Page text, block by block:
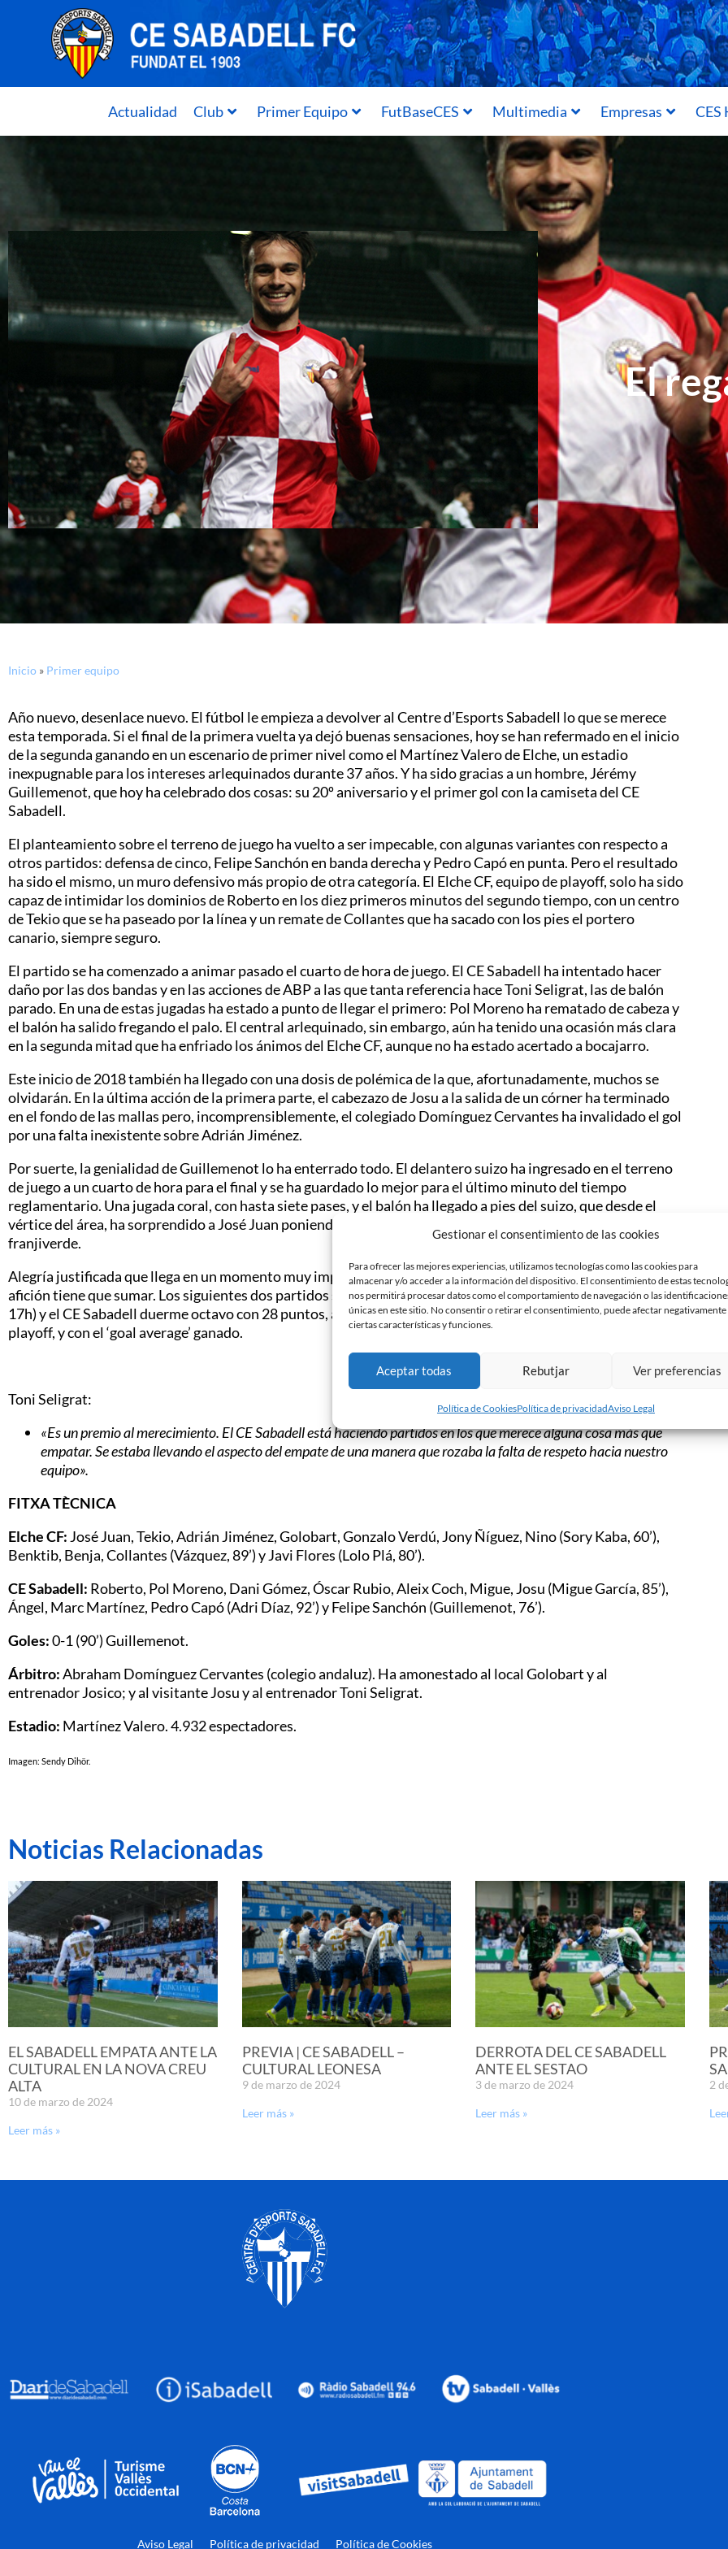
Gestionar el consentimiento de las cookies
Para ofrecer las mejores experiencias, utilizamos tecnologías como las cookies para
almacenar y/o acceder a la información del dispositivo. El consentimiento de estas
nos permitirá procesar datos como el comportamiento de navegación o las
únicas en este sitio. No consentir o retirar el consentimiento, puede afectar negativamente
ciertas características y funciones.
Aceptar todas Rebutjar Ver preferencias
Política de CookiesPolítica de privacidadAviso Legal
Actualidad Club Primer Equipo FutBaseCES Multimedia Empresas CES
El
Inicio » Primer equipo
Año nuevo, desenlace nuevo. El fútbol le empieza a devolver al Centre d’Esports Sabadell lo que se merece
esta temporada. Si el final de la primera vuelta ya dejó buenas sensaciones, hoy se han refermado en el inicio
de la segunda ganando en un escenario de primer nivel como el Martínez Valero de Elche, un estadio
inexpugnable para los intereses arlequinados durante 37 años. Y ha sido gracias a un hombre, Jérémy
Guillemenot, que hoy ha celebrado dos cosas: su 20º aniversario y el primer gol con la camiseta del CE
Sabadell.
El planteamiento sobre el terreno de juego ha vuelto a ser impecable, con algunas variantes con respecto a
otros partidos: defensa de cinco, Felipe Sanchón en banda derecha y Pedro Capó en punta. Pero el resultado
ha sido el mismo, un muro defensivo más propio de otra categoría. El Elche CF, equipo de playoff, solo ha sido
capaz de intimidar los dominios de Roberto en los diez primeros minutos del segundo tiempo, con un centro
de Tekio que se ha paseado por la línea y un remate de Collantes que ha sacado con los pies el portero
canario, siempre seguro.
El partido se ha comenzado a animar pasado el cuarto de hora de juego. El CE Sabadell ha intentado hacer
daño por las dos bandas y en las acciones de ABP a las que tanta referencia hace Toni Seligrat, las de balón
parado. En una de estas jugadas ha estado a punto de llegar el primero: Pol Moreno ha rematado de cabeza y
el balón ha salido fregando el palo. El central arlequinado, sin embargo, aún ha tenido una ocasión más clara
en la segunda mitad que ha enfriado los ánimos del Elche CF, aunque no ha estado acertado a bocajarro.
Este inicio de 2018 también ha llegado con una dosis de polémica de la que, afortunadamente, muchos se
olvidarán. En la última acción de la primera parte, el cabezazo de Josu a la salida de un córner ha terminado
en el fondo de las mallas pero, incomprensiblemente, el colegiado Domínguez Cervantes ha invalidado el gol
por una falta inexistente sobre Adrián Jiménez.
Por suerte, la genialidad de Guillemenot lo ha enterrado todo. El delantero suizo ha ingresado en el terreno
de juego a un cuarto de hora para el final y se ha guardado lo mejor para el último minuto del tiempo
reglamentario. Una jugada coral, con hasta siete pases, y el balón ha llegado a pies del suizo, que desde el
vértice del área, ha sorprendido a José Juan poniendo el balón en el palo largo de los dominios del portero
franjiverde.
Alegría justificada que llega en un momento muy importante de la temporada donde el apoyo de toda la
afición tiene que sumar. Los siguientes dos partidos se disputarán en la Nova Creu Alta (Olot y Hércules, dg.
17h) y el CE Sabadell duerme octavo con 28 puntos, a tres del Elche CF, primer equipo que marca la zona de
playoff, y con el ‘goal average’ ganado.
Toni Seligrat:
«Es un premio al merecimiento. El CE Sabadell está haciendo partidos en los que merece alguna cosa más que
empatar. Se estaba llevando el aspecto del empate de una manera que rozaba la falta de respeto hacia nuestro
equipo».
FITXA TÈCNICA
Elche CF: José Juan, Tekio, Adrián Jiménez, Golobart, Gonzalo Verdú, Jony Ñíguez, Nino (Sory Kaba, 60’),
Benktib, Benja, Collantes (Vázquez, 89’) y Javi Flores (Lolo Plá, 80’).
CE Sabadell: Roberto, Pol Moreno, Dani Gómez, Óscar Rubio, Aleix Coch, Migue, Josu (Migue García, 85’),
Ángel, Marc Martínez, Pedro Capó (Adri Díaz, 92’) y Felipe Sanchón (Guillemenot, 76’).
Goles:0-1 (90’) Guillemenot.
Árbitro:Abraham Domínguez Cervantes (colegio andaluz). Ha amonestado al local Golobart y al
entrenador Josico; y al visitante Josu y al entrenador Toni Seligrat.
Estadio: Martínez Valero. 4.932 espectadores.
Imagen: Sendy Dihör.
Noticias Relacionadas
EL SABADELL EMPATA ANTE LA
CULTURAL EN LA NOVA CREU
ALTA
10 de marzo de 2024
Leer más »
PREVIA | CE SABADELL –
CULTURAL LEONESA
9 de marzo de 2024
Leer más »
DERROTA DEL CE SABADELL
ANTE EL SESTAO
3 de marzo de 2024
Leer más »
2
Aviso Legal Política de privacidad Política de Cookies